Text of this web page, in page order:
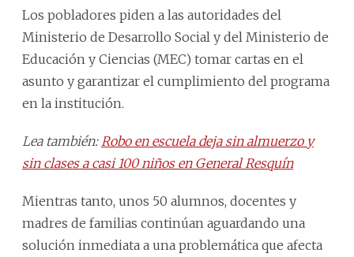
Los pobladores piden a las autoridades del
Ministerio de Desarrollo Social y del Ministerio de
Educación y Ciencias (MEC) tomar cartas en el
asunto y garantizar el cumplimiento del programa
en la institución.
Lea también:Robo en escuela deja sin almuerzo y
sin clases a casi 100 niños en General Resquín
Mientras tanto, unos 50 alumnos, docentes y
madres de familias continúan aguardando una
solución inmediata a una problemática que afecta